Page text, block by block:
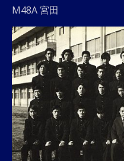
M48A 宮田